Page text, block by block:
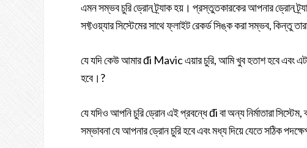
এমন সম্ভব চুরি ড্রোন ট্র্যাক হয়। প্রস্তুতকারকের আপনার ড্রোন
সফ্টওয়্যার সিস্টেমের সাথে ফ্লাইট রেকর্ড সিঙ্ক করা সম্ভব, কিন্তু
যে যদি কেউ আমার đi Mavic এয়ার চুরি, আমি খুব হতাশ হবে এবং
হবে।?
যে যদিও আপনি চুরি ড্রোন এই প্রবন্ধে đi বা অন্য নির্মাতারা
সম্ভাবনা যে আপনার ড্রোন চুরি হবে এবং মধ্য দিয়ে যেতে সঠিক